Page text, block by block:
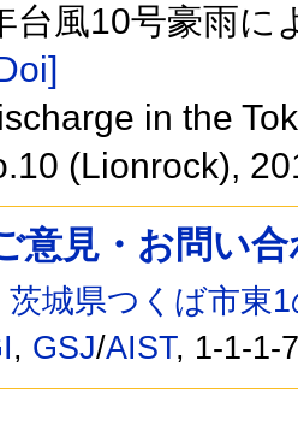
台風10号豪雨に
in the
(Lionrock),
意見・お問い
茨城県つくば市東
, GSJ/AIST, 1-1-1-